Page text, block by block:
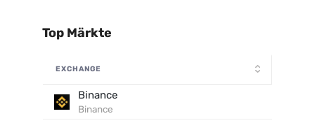
Top Märkte
EXCHANGE
Binance
Binance